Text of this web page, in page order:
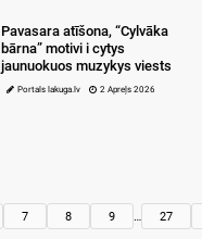
Pavasara atīšona, “Cylvāka
bārna” motivi i cytys
jaunuokuos muzykys viests
Portals lakuga.lv 2 Apreļs 2026
7 8 9 27